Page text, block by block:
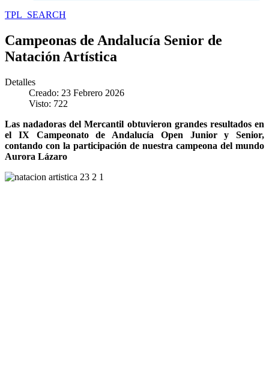
TPL_SEARCH
Campeonas de Andalucía Senior de
Natación Artística
Detalles
Creado: 23 Febrero 2026
Visto: 722
Las nadadoras del Mercantil obtuvieron grandes resultados en
el IX Campeonato de Andalucía Open Junior y Senior,
contando con la participación de nuestra campeona del mundo
Aurora Lázaro